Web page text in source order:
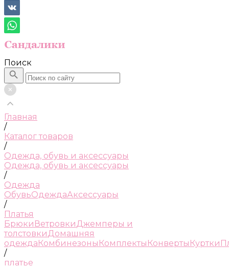
Поиск
Главная
/
Каталог товаров
/
Одежда, обувь и аксессуары
Одежда, обувь и аксессуары
/
Одежда
ОбувьОдеждаАксессуары
/
Платья
Брюки ВетровкиДжемперы и
толстовкиДомашняя
одеждаКомбинезоны Комплекты Конверты Куртки
/
платье